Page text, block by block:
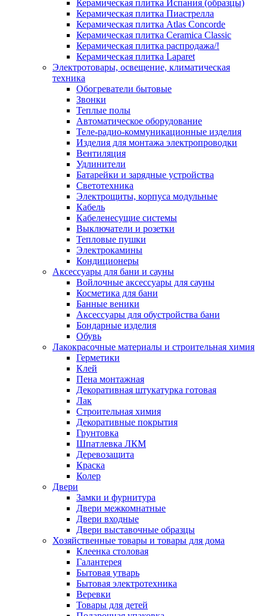
Керамическая плитка Испания (образцы)
Керамическая плитка Пиастрелла
Керамическая плитка Atlas Concorde
Керамическая плитка Ceramica Classic
Керамическая плитка распродажа/!
Керамическая плитка Laparet
Электротовары, освещение, климатическая
техника
Обогреватели бытовые
Звонки
Теплые полы
Автоматическое оборудование
Теле-радио-коммуникационные изделия
Изделия для монтажа электропроводки
Вентиляция
Удлинители
Батарейки и зарядные устройства
Светотехника
Электрощиты, корпуса модульные
Кабель
Кабеленесущие системы
Выключатели и розетки
Тепловые пушки
Электрокамины
Кондиционеры
Аксессуары для бани и сауны
Войлочные аксессуары для сауны
Косметика для бани
Банные веники
Аксессуары для обустройства бани
Бондарные изделия
Обувь
Лакокрасочные материалы и строительная химия
Герметики
Клей
Пена монтажная
Декоративная штукатурка готовая
Лак
Строительная химия
Декоративные покрытия
Грунтовка
Шпатлевка ЛКМ
Деревозащита
Краска
Колер
Двери
Замки и фурнитура
Двери межкомнатные
Двери входные
Двери выставочные образцы
Хозяйственные товары и товары для дома
Клеенка столовая
Галантерея
Бытовая утварь
Бытовая электротехника
Веревки
Товары для детей